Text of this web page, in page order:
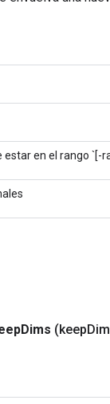
estar en el rango
Dims (keep